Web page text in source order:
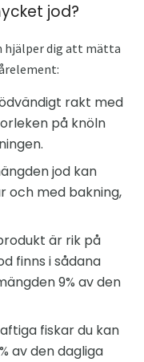
jod?
hjälper dig att mätta
rakt med
på knöln
jod kan
och med bakning,
är rik på
finns i sådana
9% av den
fiskar du kan
av den dagliga